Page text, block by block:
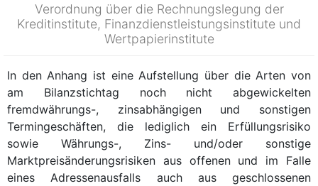
Verordnung über die Rechnungslegung der
Kreditinstitute, Finanzdienstleistungsinstitute und
Wertpapierinstitute
In den Anhang ist eine Aufstellung über die Arten von
am Bilanzstichtag noch nicht abgewickelten
fremdwährungs-, zinsabhängigen und sonstigen
Termingeschäften, die lediglich ein Erfüllungsrisiko
sowie Währungs-, Zins- und/oder sonstige
Marktpreisänderungsrisiken aus offenen und im Falle
eines Adressenausfalls auch aus geschlossenen